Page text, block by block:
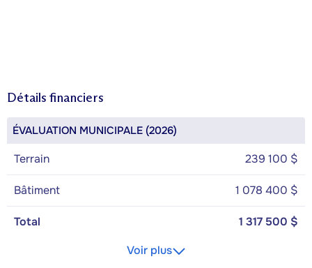
Détails financiers
ÉVALUATION MUNICIPALE (2026)
Terrain 239 100 $
Bâtiment 1 078 400 $
Total
1 317 500 $
Voir plus